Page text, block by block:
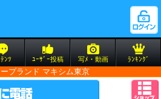
ﾝﾂ ﾕｰｻﾞｰ投稿 写ﾒ・動画 ﾗﾝｷﾝｸﾞ
プランド マキシム東京